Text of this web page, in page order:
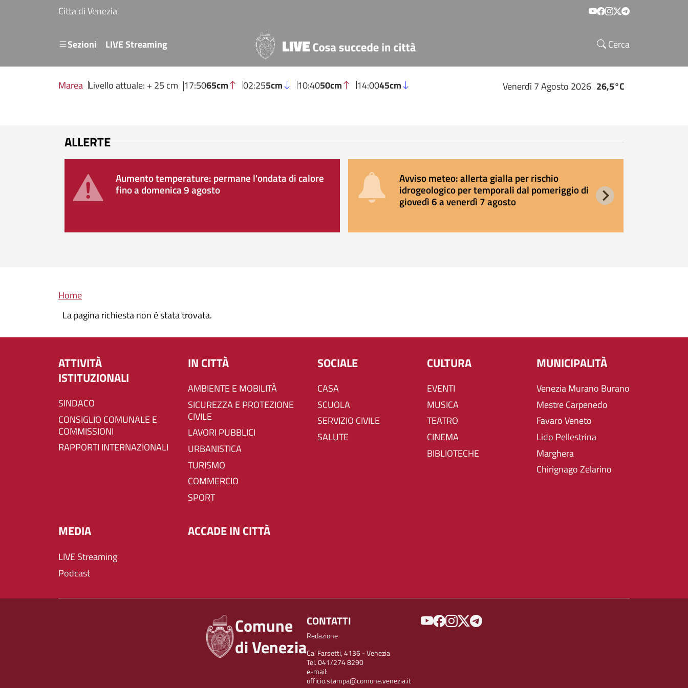
Salta al contenuto principale
Citta di Venezia Social menu
SezioniMenu secondario
LIVE Streaming Cerca
Marea Livello attuale: + 25 cm 17:5065cm 02:255cm 10:4050cm 14:0045cm Venerdì 7 Agosto 2026 26,5°C
ALLERTE
Aumento temperature: permane l'ondata di calore
fino a domenica 9 agosto
Avviso meteo: allerta gialla per rischio
idrogeologico per temporali dal pomeriggio di
giovedì 6 a venerdì 7 agosto
Briciole di pane
Home
La pagina richiesta non è stata trovata.
ATTIVITÀ
ISTITUZIONALI
SINDACO
CONSIGLIO COMUNALE E
COMMISSIONI
RAPPORTI INTERNAZIONALI
IN CITTÀ
AMBIENTE E MOBILITÀ
SICUREZZA E PROTEZIONE
CIVILE
LAVORI PUBBLICI
URBANISTICA
TURISMO
COMMERCIO
SPORT
SOCIALE
CASA
SCUOLA
SERVIZIO CIVILE
SALUTE
CULTURA
EVENTI
MUSICA
TEATRO
CINEMA
BIBLIOTECHE
MUNICIPALITÀ
Venezia Murano Burano
Mestre Carpenedo
Favaro Veneto
Lido Pellestrina
Marghera
Chirignago Zelarino
MEDIA
LIVE Streaming
Podcast
ACCADE IN CITTÀ
Comune
di Venezia
CONTATTI
Redazione
Ca' Farsetti, 4136 - Venezia
Tel. 041/274 8290
e-mail:
ufficio.stampa@comune.venezia.it
SOCIAL MENU